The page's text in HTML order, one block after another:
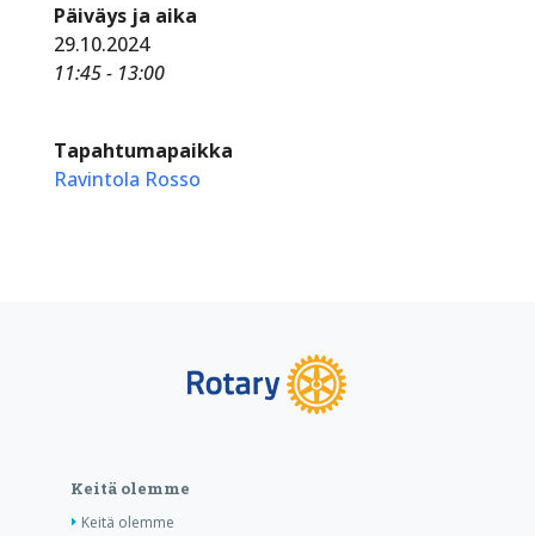
Päiväys ja aika
29.10.2024
11:45 - 13:00
Tapahtumapaikka
Ravintola Rosso
Keitä olemme
Keitä olemme